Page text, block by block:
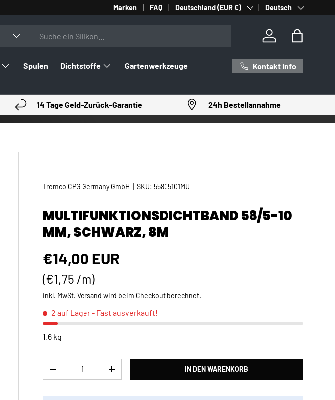
Marken FAQ Land/Region
Deutschland (EUR €) SpracheDeutsch
Einloggen
Spulen Dichtstoffe Gartenwerkzeuge Kontakt Info
14 Tage Geld-Zurück-Garantie 24h Bestellannahme
Tremco CPG Germany GmbH |SKU: 55805101MU
MULTIFUNKTIONSDICHTBAND 58/5-10
MM, SCHWARZ, 8M
Normaler Preis
€14,00 EUR
Grundpreis
€1,75 /m
inkl. MwSt.Versand wird beim Checkout berechnet.
2 auf Lager- Fast ausverkauft!
1.6 kg
MENGE VERRINGERNMENGE ERHÖHEN IN DEN WARENKORB